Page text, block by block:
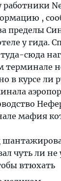
работники
,
пределы
у гида.
сюда
терминале
в курсе ли
мафия
чуть ли не
втюхать